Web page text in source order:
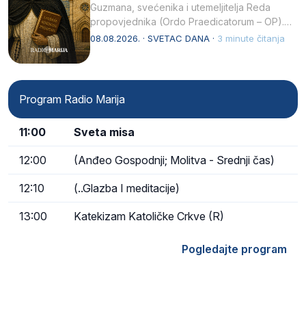
Guzmana, svećenika i utemeljitelja Reda
propovjednika (Ordo Praedicatorum – OP).
Svojim životom, dubokom ljubavlju prema
08.08.2026. · SVETAC DANA · 3 minute čitanja
Program Radio Marija
11:00 Sveta misa
12:00 (Anđeo Gospodnji; Molitva - Srednji čas)
12:10 (..Glazba I meditacije)
13:00 Katekizam Katoličke Crkve (R)
Pogledajte program